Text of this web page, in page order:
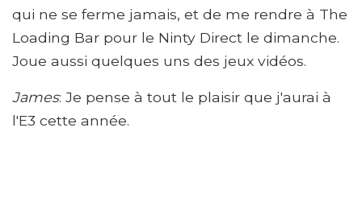
qui ne se ferme jamais, et de me rendre à The
Loading Bar pour le Ninty Direct le dimanche.
Joue aussi quelques uns des jeux vidéos.
James: Je pense à tout le plaisir que j'aurai à
l'E3 cette année.